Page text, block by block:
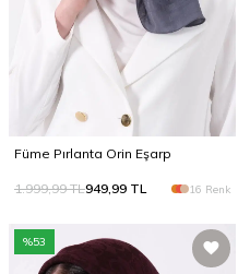
Füme Pırlanta Orin Eşarp
1.999,99TL949,99 TL 16 Renk
%53